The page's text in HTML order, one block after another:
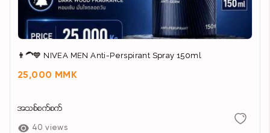
👨‍🦱💙 NIVEA MEN Anti-Perspirant Spray 150ml
25,000 MMK
အသစ်စက်စက်
40 views